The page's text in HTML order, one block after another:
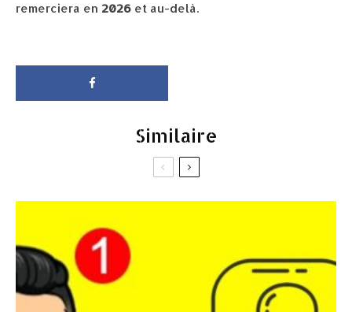
remerciera en 2026 et au-delà.
Similaire